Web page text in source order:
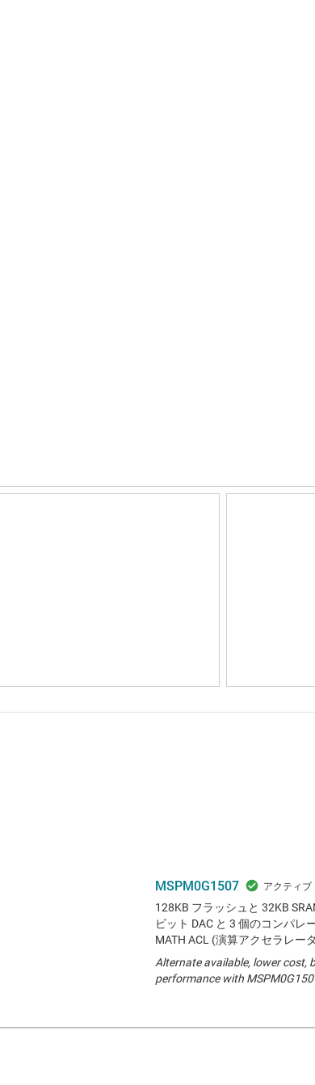
MSPM0G1507
128KB フラッシュと 32KB
ビット DAC と 3 個のコンパレ
MATH ACL (演算アクセラレー
Alternate available, lower cost,
performance with